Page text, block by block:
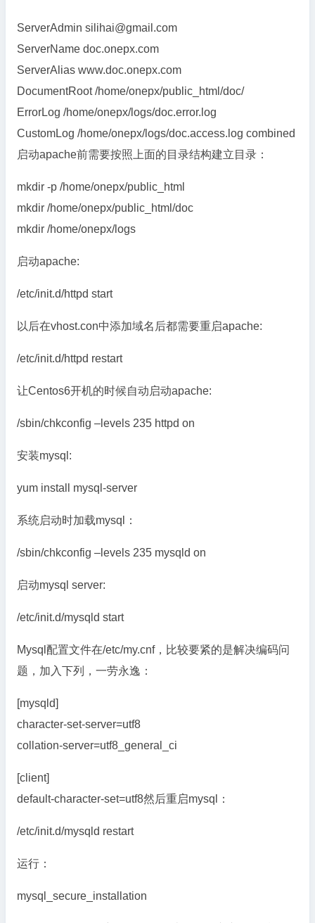
ServerAdmin silihai@gmail.com
ServerName doc.onepx.com
ServerAlias www.doc.onepx.com
DocumentRoot /home/onepx/public_html/doc/
ErrorLog /home/onepx/logs/doc.error.log
CustomLog /home/onepx/logs/doc.access.log combined
启动apache前需要按照上面的目录结构建立目录：
mkdir -p /home/onepx/public_html
mkdir /home/onepx/public_html/doc
mkdir /home/onepx/logs
启动apache:
/etc/init.d/httpd start
以后在vhost.con中添加域名后都需要重启apache:
/etc/init.d/httpd restart
让Centos6开机的时候自动启动apache:
/sbin/chkconfig –levels 235 httpd on
安装mysql:
yum install mysql-server
系统启动时加载mysql：
/sbin/chkconfig –levels 235 mysqld on
启动mysql server:
/etc/init.d/mysqld start
Mysql配置文件在/etc/my.cnf，比较要紧的是解决编码问
题，加入下列，一劳永逸：
[mysqld]
character-set-server=utf8
collation-server=utf8_general_ci
[client]
default-character-set=utf8然后重启mysql：
/etc/init.d/mysqld restart
运行：
mysql_secure_installation